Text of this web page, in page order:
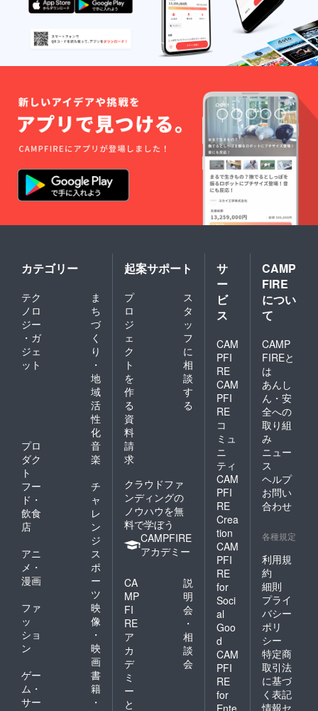
カテゴリー
テク
ノロ
ジー
・ガ
ジェ
ット
ま
ち
づ
く
り
・
地
域
活
性
化
プロ
ダク
ト
音
楽
フー
ド・
飲食
店
チ
ャ
レ
ン
ジ
アニ
メ・
漫画
ス
ポ
ー
ツ
ファ
ッ
ショ
ン
映
像
・
映
画
ゲー
ム・
サー
書
籍
・
起案サポート
プ
ロ
ジ
ェ
ク
ト
を
作
る
ス
タ
ッ
フ
に
相
談
す
る
資
料
請
求
クラウドファ
ンディングの
ノウハウを無
料で学ぼう
CAMPFIRE
アカデミー
CA
MP
FI
RE
ア
カ
デ
ミ
ー
と
説
明
会
・
相
談
会
サ
ー
ビ
ス
CAM
PFI
RE
CAM
PFI
RE
コ
ミュ
ニ
ティ
CAM
PFI
RE
Crea
tion
CAM
PFI
RE
for
Soci
al
Goo
d
CAM
PFI
RE
for
CAMP
FIRE
につい
て
CAMP
FIREと
は
あんし
ん・安
全への
取り組
み
ニュー
ス
ヘルプ
お問い
合わせ
各種規定
利用規
約
細則
プライ
バシー
ポリ
シー
特定商
取引法
に基づ
く表記
情報セ